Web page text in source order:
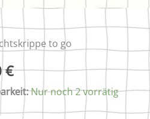
to go
€
Nur noch 2 vorrätig